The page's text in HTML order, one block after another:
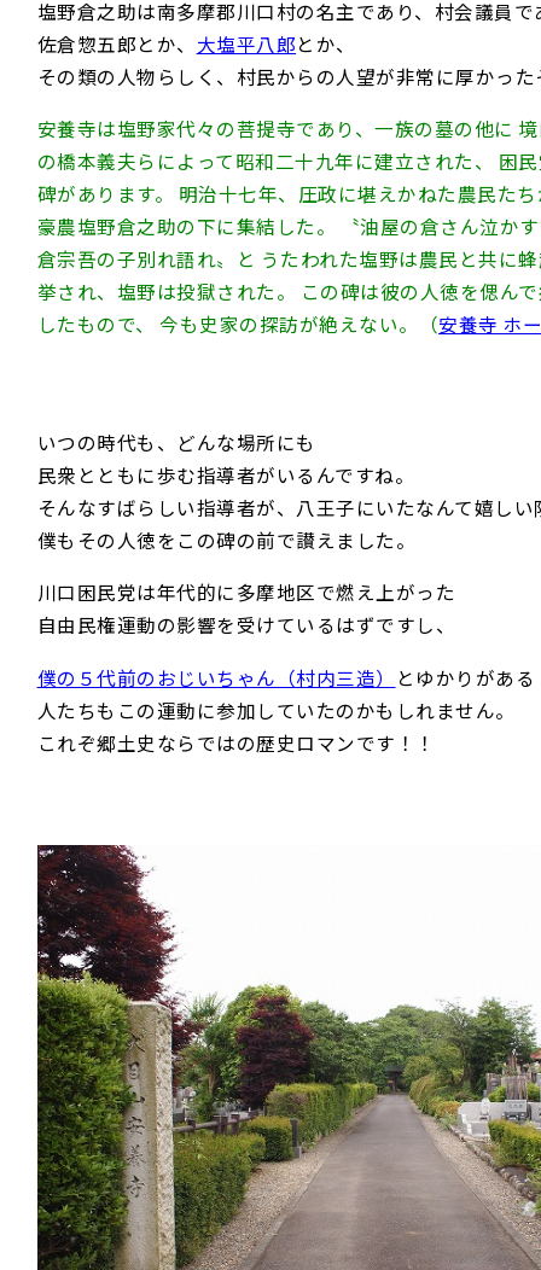
塩野倉之助は南多摩郡川口村の名主であり、村会議員で
佐倉惣五郎とか、 大塩平八郎とか、
その類の人物らしく、村民からの人望が非常に厚かった
安養寺は塩野家代々の菩提寺であり、一族の墓の他に
の橋本義夫らによって昭和二十九年に建立された、 困
碑があります。 明治十七年、圧政に堪えかねた農民た
豪農塩野倉之助の下に集結した。 〝油屋の倉さん泣か
倉宗吾の子別れ語れ〟と うたわれた塩野は農民と共に
挙され、塩野は投獄された。 この碑は彼の人徳を偲ん
したもので、 今も史家の探訪が絶えない。（安養寺 ホ
いつの時代も、どんな場所にも
民衆とともに歩む指導者がいるんですね。
そんなすばらしい指導者が、八王子にいたなんて嬉し
僕もその人徳をこの碑の前で讃えました。
川口困民党は年代的に多摩地区で燃え上がった
自由民権運動の影響を受けているはずですし、
僕の５代前のおじいちゃん（村内三造）
とゆかりがある
人たちもこの運動に参加していたのかもしれません。
これぞ郷土史ならではの歴史ロマンです！！